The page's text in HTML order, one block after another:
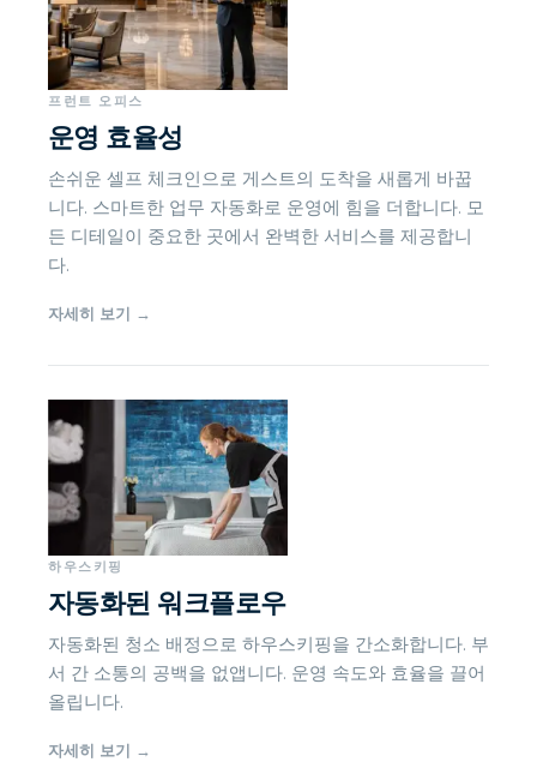
프런트 오피스
운영 효율성
손쉬운 셀프 체크인으로 게스트의 도착을 새롭게 바꿉
니다. 스마트한 업무 자동화로 운영에 힘을 더합니다. 모
든 디테일이 중요한 곳에서 완벽한 서비스를 제공합니
다.
자세히 보기 →
하우스키핑
자동화된 워크플로우
자동화된 청소 배정으로 하우스키핑을 간소화합니다. 부
서 간 소통의 공백을 없앱니다. 운영 속도와 효율을 끌어
올립니다.
자세히 보기 →